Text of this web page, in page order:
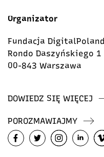
Organizator
Fundacja DigitalPoland
Rondo Daszyńskiego 1
00-843 Warszawa
DOWIEDZ SIĘ WIĘCEJ
POROZMAWIAJMY